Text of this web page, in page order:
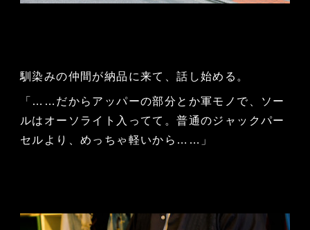
馴染みの仲間が納品に来て、話し始める。
「……だからアッパーの部分とか軍モノで、ソー
ルはオーソライト入ってて。普通のジャックパー
セルより、めっちゃ軽いから……」